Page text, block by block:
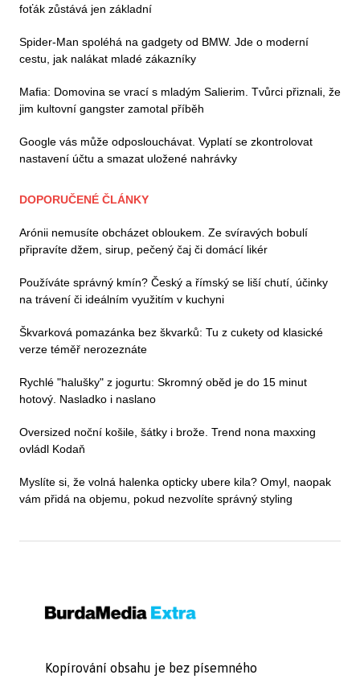
foťák zůstává jen základní
Spider-Man spoléhá na gadgety od BMW. Jde o moderní
cestu, jak nalákat mladé zákazníky
Mafia: Domovina se vrací s mladým Salierim. Tvůrci přiznali, že
jim kultovní gangster zamotal příběh
Google vás může odposlouchávat. Vyplatí se zkontrolovat
nastavení účtu a smazat uložené nahrávky
DOPORUČENÉ ČLÁNKY
Arónii nemusíte obcházet obloukem. Ze svíravých bobulí
připravíte džem, sirup, pečený čaj či domácí likér
Používáte správný kmín? Český a římský se liší chutí, účinky
na trávení či ideálním využitím v kuchyni
Škvarková pomazánka bez škvarků: Tu z cukety od klasické
verze téměř nerozeznáte
Rychlé "halušky" z jogurtu: Skromný oběd je do 15 minut
hotový. Nasladko i naslano
Oversized noční košile, šátky i brože. Trend nona maxxing
ovládl Kodaň
Myslíte si, že volná halenka opticky ubere kila? Omyl, naopak
vám přidá na objemu, pokud nezvolíte správný styling
Kopírování obsahu je bez písemného